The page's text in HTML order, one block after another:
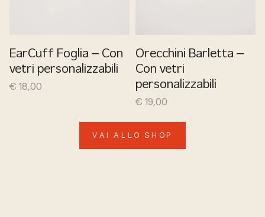
EarCuff Foglia – Con
vetri personalizzabili
€ 18,00
Orecchini Barletta –
Con vetri
personalizzabili
€ 19,00
VAI ALLO SHOP